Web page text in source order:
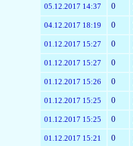
05.12.2017 14:37 0
04.12.2017 18:19 0
01.12.2017 15:27 0
01.12.2017 15:27 0
01.12.2017 15:26 0
01.12.2017 15:25 0
01.12.2017 15:25 0
01.12.2017 15:21 0